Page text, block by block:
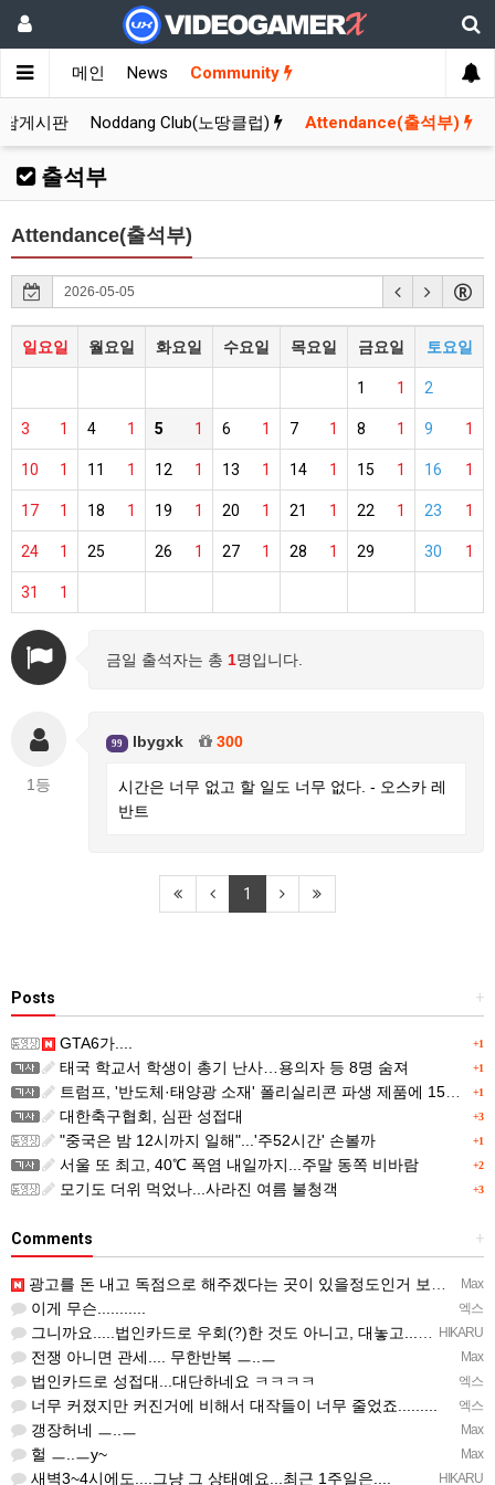
메인 News Community
게시판 Noddang Club(노땅클럽) Attendance(출석부)
출석부
Attendance(출석부)
일요일 월요일 화요일 수요일 목요일 금요일 토요일
1
1 2
1
3 1
4 1
5 1
6 1
7 1
8 1
9
1
10 1
11 1
12 1
13 1
14 1
15 1
16
1
17 1
18 1
19 1
20 1
21 1
22 1
23
1
24 25 1
26 1
27 1
28 29 1
30
1
31
금일 출석자는 총 1명입니다.
1등
99 lbygxk 300
시간은 너무 없고 할 일도 너무 없다. - 오스카 레
반트
1
+
Posts
+1
GTA6가....
+1
태국 학교서 학생이 총기 난사…용의자 등 8명 숨져
+1
트럼프, '반도체·태양광 소재' 폴리실리콘 파생 제품에 15% 관세...한국 기업도 영향
+3
대한축구협회, 심판 성접대
+1
"중국은 밤 12시까지 일해"...'주52시간' 손볼까
+2
서울 또 최고, 40℃ 폭염 내일까지...주말 동쪽 비바람
+3
모기도 더위 먹었나...사라진 여름 불청객
+
Comments
Max
광고를 돈 내고 독점으로 해주겠다는 곳이 있을정도인거 보면 어마어마한 게임은 맞는듯 ㅡ..ㅡ... 여태까지 …
엑스
이게 무슨...........
HIKARU
그니까요.....법인카드로 우회(?)한 것도 아니고, 대놓고...ㅋ ㅋ)
Max
전쟁 아니면 관세.... 무한반복 ㅡ..ㅡ
엑스
법인카드로 성접대...대단하네요 ㅋㅋㅋㅋ
엑스
너무 커졌지만 커진거에 비해서 대작들이 너무 줄었죠.........
Max
갱장허네 ㅡ..ㅡ
Max
헐 ㅡ..ㅡy~
HIKARU
새벽3~4시에도....그냥 그 상태예요...최근 1주일은....